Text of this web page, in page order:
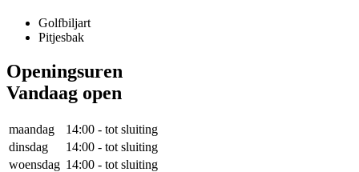
Golfbiljart
Pitjesbak
Openingsuren
Vandaag open
maandag 14:00 - tot sluiting
dinsdag
14:00 - tot sluiting
woensdag 14:00 - tot sluiting